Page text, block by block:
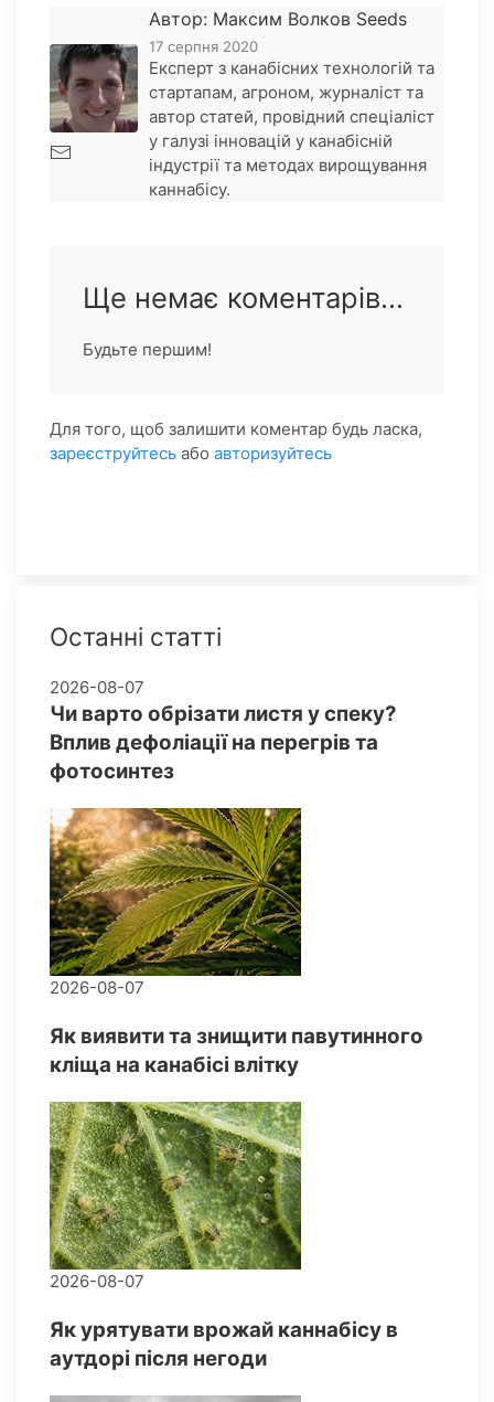
Автор: Максим Волков Seeds
17 серпня 2020
Експерт з канабісних технологій та
стартапам, агроном, журналіст та
автор статей, провідний спеціаліст
у галузі інновацій у канабісній
індустрії та методах вирощування
каннабісу.
Ще немає коментарів...
Будьте першим!
Для того, щоб залишити коментар будь ласка,
зареєструйтесь або авторизуйтесь
Останні статті
2026-08-07
Чи варто обрізати листя у спеку?
Вплив дефоліації на перегрів та
фотосинтез
2026-08-07
Як виявити та знищити павутинного
кліща на канабісі влітку
2026-08-07
Як урятувати врожай каннабісу в
аутдорі після негоди